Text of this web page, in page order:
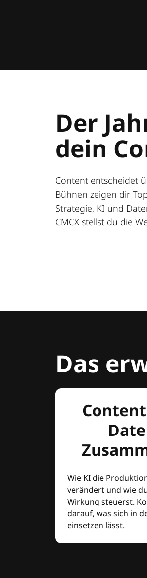
Der
dein
Content entscheidet
Bühnen zeigen dir
Strategie, KI und
CMCX stellst du die
Das
Wie KI die
verändert und wie
Wirkung steuerst.
darauf, was sich in
einsetzen lässt.